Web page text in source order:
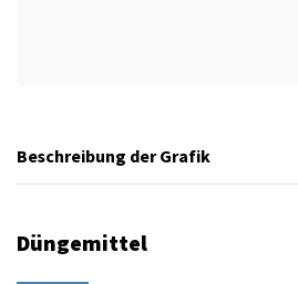
Beschreibung der Grafik
Düngemittel